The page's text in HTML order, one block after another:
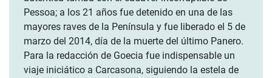
Pessoa; a los 21 años fue detenido en una de las
mayores raves de la Península y fue liberado el 5 de
marzo del 2014, día de la muerte del último Panero.
Para la redacción de Goecia fue indispensable un
viaje iniciático a Carcasona, siguiendo la estela de